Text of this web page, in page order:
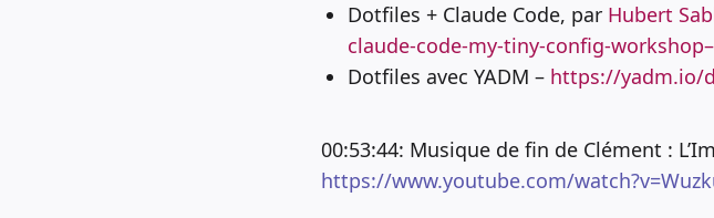
Dotfiles + Claude Code, par Hubert
claude-code-my-tiny-config-
Dotfiles avec YADM – https://yadm.io/
00:53:44: Musique de fin de Clément :
https://www.youtube.com/